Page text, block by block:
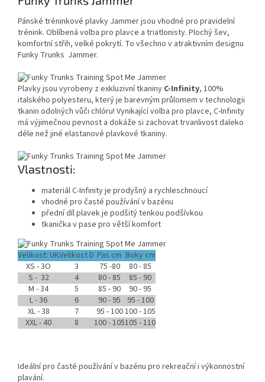
Pánské tréninkové plavky Jammer jsou vhodné pro pravidelní
trénink. Oblíbená volba pro plavce a triatlonisty. Plochý šev,
komfortní střih, velké pokrytí. To všechno v atraktivním designu
Funky Trunks Jammer.
Plavky jsou vyrobeny z exkluzivní tkaniny C-Infinity, 100%
italského polyesteru, který je barevným průlomem v technologii
tkanin odolných vůči chlóru! Vynikající volba pro plavce, C-Infinity
má výjimečnou pevnost a dokáže si zachovat trvanlivost daleko
déle než jiné elastanové plavkové tkaniny.
Vlastnosti:
materiál C-Infinity je prodyšný a rychleschnoucí
vhodné pro časté používání v bazénu
přední díl plavek je podšitý tenkou podšívkou
tkanička v pase pro větší komfort
Velikost: UKVelikost D Pas cm Boky cm
XS - 3O
3 75 -80
80 - 85
S - 32
4 80 - 85
85 - 90
M - 34
5 85 - 90
90 - 95
L - 36
6 90 - 95
95 - 100
XL - 38
7 95 - 100100 - 105
XXL - 40
8 100 - 105105 - 110
Ideální pro časté používání v bazénu pro rekreační i výkonnostní
plavání.
Powered by chaterimo